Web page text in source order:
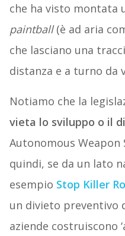
che ha visto montata
paintball(è ad aria
che lasciano una
distanza e a turno da
Notiamo che la
vieta lo sviluppo o il
Autonomous Weapon
quindi, se da un lato
esempio Stop Killer
un divieto preventivo
aziende costruiscono